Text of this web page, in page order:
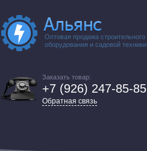
Оптовая продажа строительного
оборудования и садовой техники
Заказать товар:
+7 (926) 247-85-85
Обратная связь